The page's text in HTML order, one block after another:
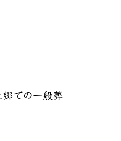
での一般葬